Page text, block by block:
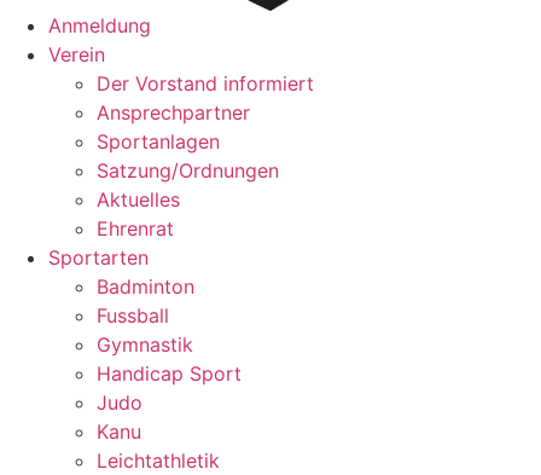
Anmeldung
Verein
Der Vorstand informiert
Ansprechpartner
Sportanlagen
Satzung/Ordnungen
Aktuelles
Ehrenrat
Sportarten
Badminton
Fussball
Gymnastik
Handicap Sport
Judo
Kanu
Leichtathletik